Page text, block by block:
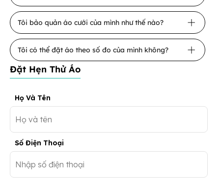
Tôi bảo quản áo cưới của mình như thế nào?
Tôi có thể đặt áo theo số đo của mình không?
Đặt Hẹn Thử Áo
Họ Và Tên
Số Điện Thoại